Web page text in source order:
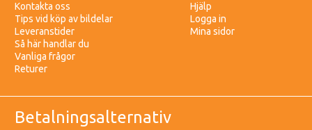
Kontakta oss
Tips vid köp av bildelar
Leveranstider
Så här handlar du
Vanliga frågor
Returer
Hjälp
Logga in
Mina sidor
Betalningsalternativ